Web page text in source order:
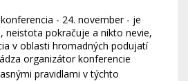
- 24. november - je
neistota pokračuje a nikto nevie,
v oblasti hromadných podujatí
organizátor konferencie
pravidlami v týchto